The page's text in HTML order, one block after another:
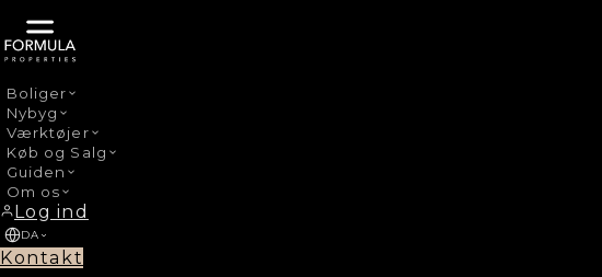
Boliger
Nybyg
Værktøjer
Køb og Salg
Guiden
Om os
Log ind
DA
Kontakt
Nybyg› Benahavis Centro